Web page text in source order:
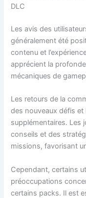
DLC
Les avis des
généralement été
contenu et
apprécient la
mécaniques de
Les retours de la
des nouveaux défis et
supplémentaires. Les
conseils et des
missions, favorisant
Cependant, certains
préoccupations
certains packs. Il est